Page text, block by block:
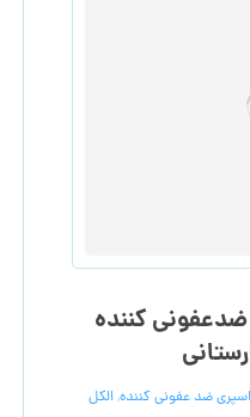
کننده
اسپری ضد عفونی کننده,الکل